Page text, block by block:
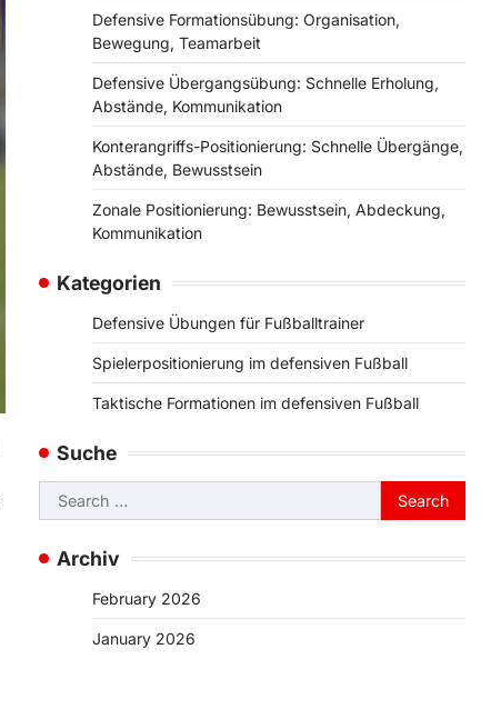
Defensive Formationsübung: Organisation,
Bewegung, Teamarbeit
Defensive Übergangsübung: Schnelle Erholung,
Abstände, Kommunikation
Konterangriffs-Positionierung: Schnelle Übergänge,
Abstände, Bewusstsein
Zonale Positionierung: Bewusstsein, Abdeckung,
Kommunikation
Kategorien
Defensive Übungen für Fußballtrainer
Spielerpositionierung im defensiven Fußball
Taktische Formationen im defensiven Fußball
Suche
Search
for:
Archiv
February 2026
January 2026